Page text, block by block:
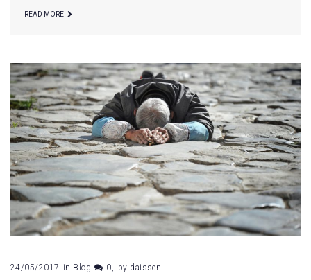
READ MORE
24/05/2017 in Blog 0 by daissen